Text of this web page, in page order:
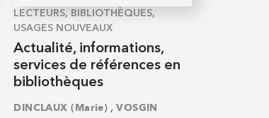
LECTEURS, BIBLIOTHÈQUES,
USAGES NOUVEAUX
Actualité, informations,
services de références en
bibliothèques
DINCLAUX (Marie) ,VOSGIN